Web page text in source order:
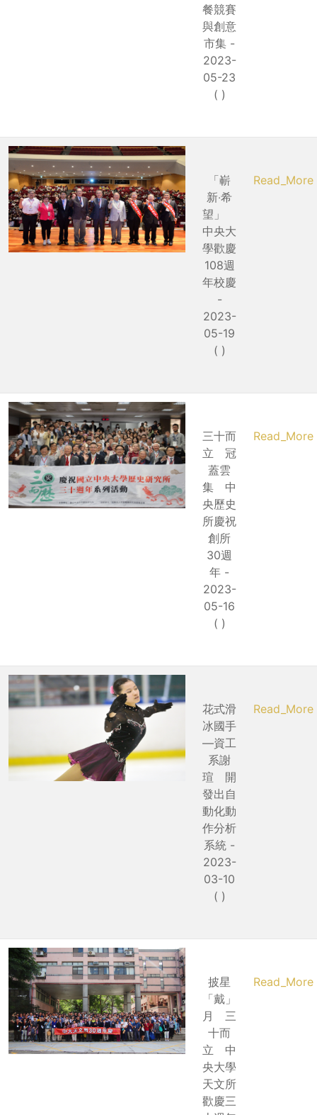
餐競賽
與創意
市集 -
2023-
05-23
( )
「嶄
新‧希
望」
中央大
學歡慶
108週
年校慶
-
2023-
05-19
( )
Read_More
三十而
立 冠
蓋雲
集 中
央歷史
所慶祝
創所
30週
年 -
2023-
05-16
( )
Read_More
花式滑
冰國手
—資工
系謝
瑄 開
發出自
動化動
作分析
系統 -
2023-
03-10
( )
Read_More
披星
「戴」
月 三
十而
立 中
央大學
天文所
歡慶三
Read_More